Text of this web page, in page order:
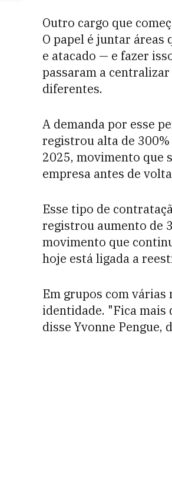
Outro cargo que
O papel é juntar áreas
e atacado — e fazer
passaram a
diferentes.
A demanda por esse
registrou alta de
2025, movimento que
empresa antes de
Esse tipo de
registrou aumento de
movimento que
hoje está ligada a
Em grupos com várias
identidade. "Fica
disse Yvonne Pengue,